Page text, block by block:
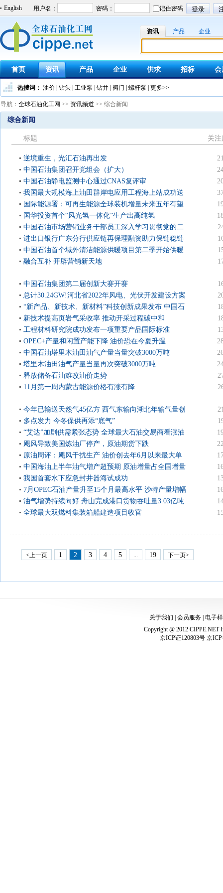
English
资讯 产品 企业
首页 资讯 产品 企业 供求 招标 会
热搜词： 油价 钻头 工业泵 钻井 阀门 螺杆泵 更多>>
导航： 全球石油化工网 >> 资讯频道 >> 综合新闻
综合新闻
标题 关注
逆境重生，光汇石油再出发
中国石油集团召开党组会（扩大）
中国石油静电监测中心通过CNAS复评审
我国最大规模海上油田群岸电应用工程海上站成功送
电国际能源署：可再生能源全球装机增量未来五年有望
翻番
国华投资首个“风光氢一体化”生产出高纯氢
中国石油市场营销业务干部员工深入学习贯彻党的二
十大精神综述
进出口银行广东分行供应链再保理融资助力保链稳链
中国石油首个域外清洁能源供暖项目第二季开始供暖
融合互补 开辟营销新天地
中国石油集团第二届创新大赛开赛
总计30.24GW!河北省2022年风电、光伏开发建设方案
公...
“新产品、新技术、新材料”科技创新成果发布 中国石
油9项成果...
新技术提高页岩气采收率 推动开采过程碳中和
工程材料研究院成功发布一项重要产品国际标准
OPEC+产量和闲置产能下降 油价恐在今夏升温
中国石油塔里木油田油气产量当量突破3000万吨
塔里木油田油气产量当量再次突破3000万吨
释放储备石油难改油价走势
11月第一周内蒙古能源价格有涨有降
今年已输送天然气45亿方 西气东输向湖北年输气量创
新高
多点发力 今冬保供再添“底气”
“艾达”加剧供需紧张态势 全球最大石油交易商看涨油
价飓风导致美国炼油厂停产，原油期货下跌
原油周评：飓风干扰生产 油价创去年6月以来最大单
周涨幅
中国海油上半年油气增产超预期 原油增量占全国增量
近八成
我国首套水下应急封井器海试成功
7月OPEC石油产量升至15个月最高水平 沙特产量增幅
最大
油气增势持续向好 舟山完成港口货物吞吐量3.03亿吨
全球最大双燃料集装箱船建造项目收官
<上一页 1 2 3 4 5 ... 19 下一页>
关于我们 会员服务| 电子
Copyright @ 2012 CIPPE.NET
京ICP证120803号 京